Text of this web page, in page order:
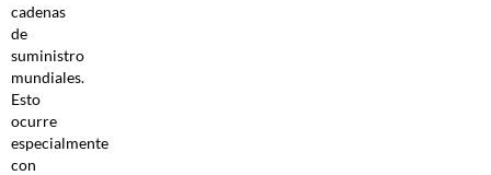
cadenas
de
suministro
mundiales.
Esto
ocurre
especialmente
con